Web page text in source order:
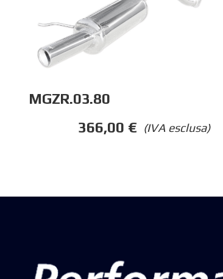
MGZR.03.80
(IVA esclusa)
366,00 €